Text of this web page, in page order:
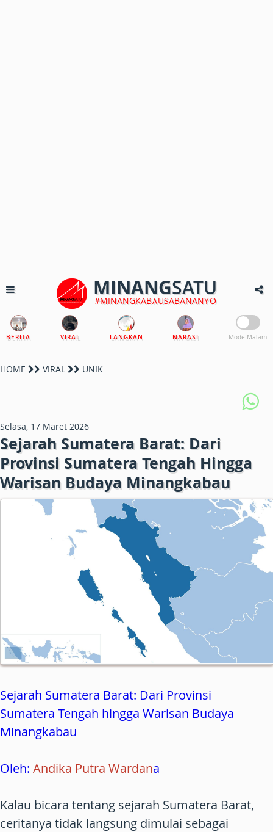
MINANGSATU
#MINANGKABAUSABANANYO
BERITA VIRAL LANGKAN NARASI Mode Malam
HOME VIRAL UNIK
Selasa, 17 Maret 2026
Sejarah Sumatera Barat: Dari
Provinsi Sumatera Tengah Hingga
Warisan Budaya Minangkabau
Sejarah Sumatera Barat: Dari Provinsi
Sumatera Tengah hingga Warisan Budaya
Minangkabau
Oleh: Andika Putra Wardana
Kalau bicara tentang sejarah Sumatera Barat,
ceritanya tidak langsung dimulai sebagai